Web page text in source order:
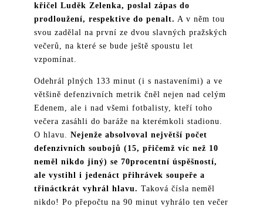
křičel Luděk Zelenka, poslal zápas do
prodloužení, respektive do penalt. A v něm tou
svou zadělal na první ze dvou slavných pražských
večerů, na které se bude ještě spoustu let
vzpomínat.
Odehrál plných 133 minut (i s nastaveními) a ve
většině defenzivních metrik čněl nejen nad celým
Edenem, ale i nad všemi fotbalisty, kteří toho
večera zasáhli do baráže na kterémkoli stadionu.
O hlavu. Nejenže absolvoval největší počet
defenzivních soubojů (15, přičemž víc než 10
neměl nikdo jiný) se 70procentní úspěšností,
ale vystihl i jedenáct přihrávek soupeře a
třináctkrát vyhrál hlavu. Taková čísla neměl
nikdo! Po přepočtu na 90 minut vyhrálo ten večer